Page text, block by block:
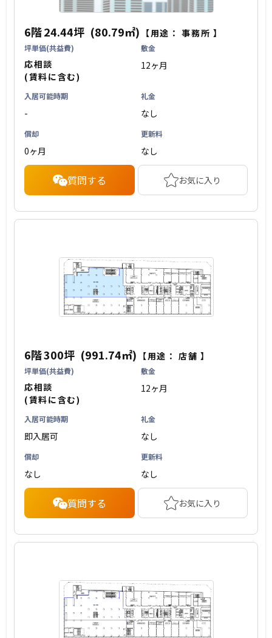
6階24.44坪 (80.79㎡) 【用途：事務所 】
坪単価(共益費)
応相談
(賃料に含む)
敷金
12ヶ月
入居可能時期
-
礼金
なし
償却
0ヶ月
更新料
なし
質問する お気に入り
6階300坪 (991.74㎡) 【用途：店舗 】
坪単価(共益費)
応相談
(賃料に含む)
敷金
12ヶ月
入居可能時期
即入居可
礼金
なし
償却
なし
更新料
なし
質問する お気に入り